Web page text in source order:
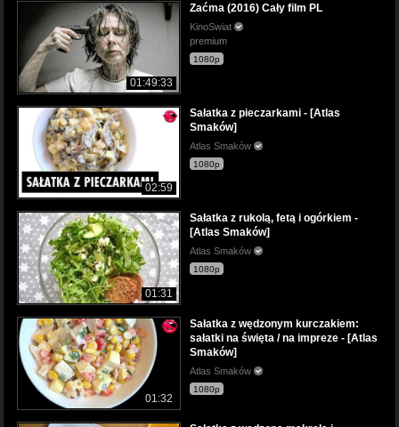
01:49:33
Zaćma (2016) Cały film PL
KinoSwiat
premium
1080p
02:59
Sałatka z pieczarkami - [Atlas
Smaków]
Atlas Smaków
1080p
01:31
Sałatka z rukolą, fetą i ogórkiem -
[Atlas Smaków]
Atlas Smaków
1080p
01:32
Sałatka z wędzonym kurczakiem:
sałatki na święta / na impreze - [Atlas
Smaków]
Atlas Smaków
1080p